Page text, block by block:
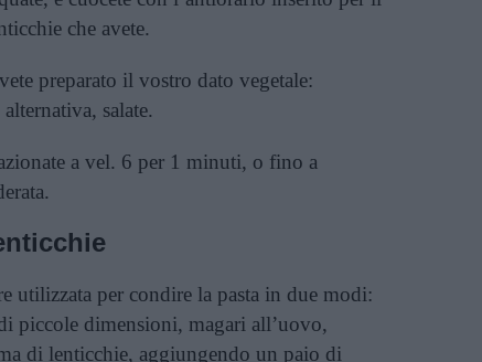
che avete.
preparato il vostro dato vegetale:
salate.
a vel. 6 per 1 minuti, o fino a
utilizzata per condire la pasta in due modi:
piccole dimensioni, magari all’uovo,
di lenticchie, aggiungendo un paio di